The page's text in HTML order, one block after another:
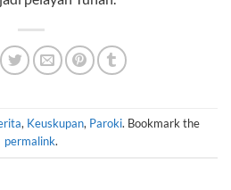
, Keuskupan, Paroki. Bookmark the
permalink.